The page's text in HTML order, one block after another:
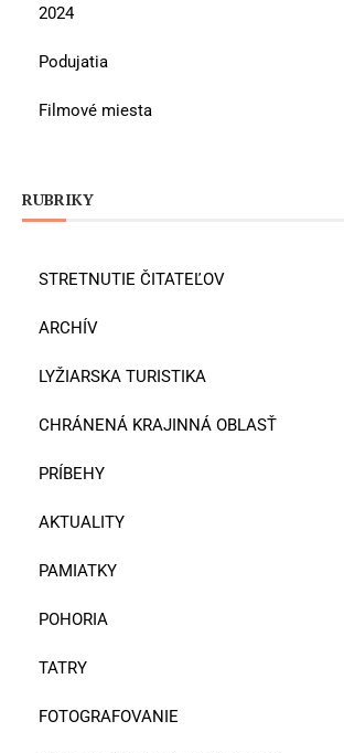
2024
Podujatia
Filmové miesta
RUBRIKY
STRETNUTIE ČITATEĽOV
ARCHÍV
LYŽIARSKA TURISTIKA
CHRÁNENÁ KRAJINNÁ OBLASŤ
PRÍBEHY
AKTUALITY
PAMIATKY
POHORIA
TATRY
FOTOGRAFOVANIE